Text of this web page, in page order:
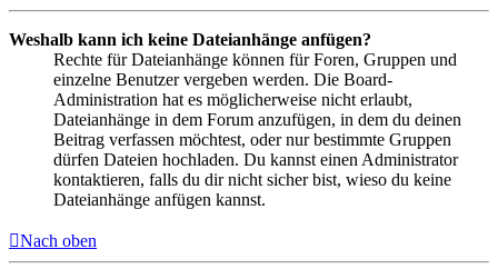
Weshalb kann ich keine Dateianhänge anfügen?
Rechte für Dateianhänge können für Foren, Gruppen und
einzelne Benutzer vergeben werden. Die Board-
Administration hat es möglicherweise nicht erlaubt,
Dateianhänge in dem Forum anzufügen, in dem du deinen
Beitrag verfassen möchtest, oder nur bestimmte Gruppen
dürfen Dateien hochladen. Du kannst einen Administrator
kontaktieren, falls du dir nicht sicher bist, wieso du keine
Dateianhänge anfügen kannst.
Nach oben